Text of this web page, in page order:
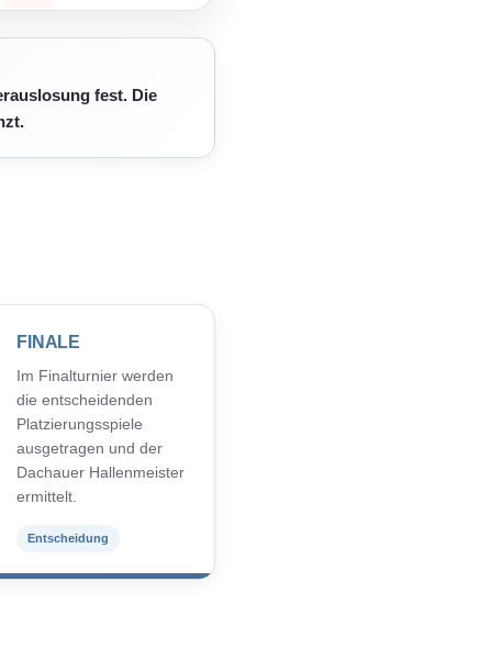
fest. Die
FINALE
Im Finalturnier werden
die entscheidenden
Platzierungsspiele
ausgetragen und der
Dachauer Hallenmeister
ermittelt.
Entscheidung